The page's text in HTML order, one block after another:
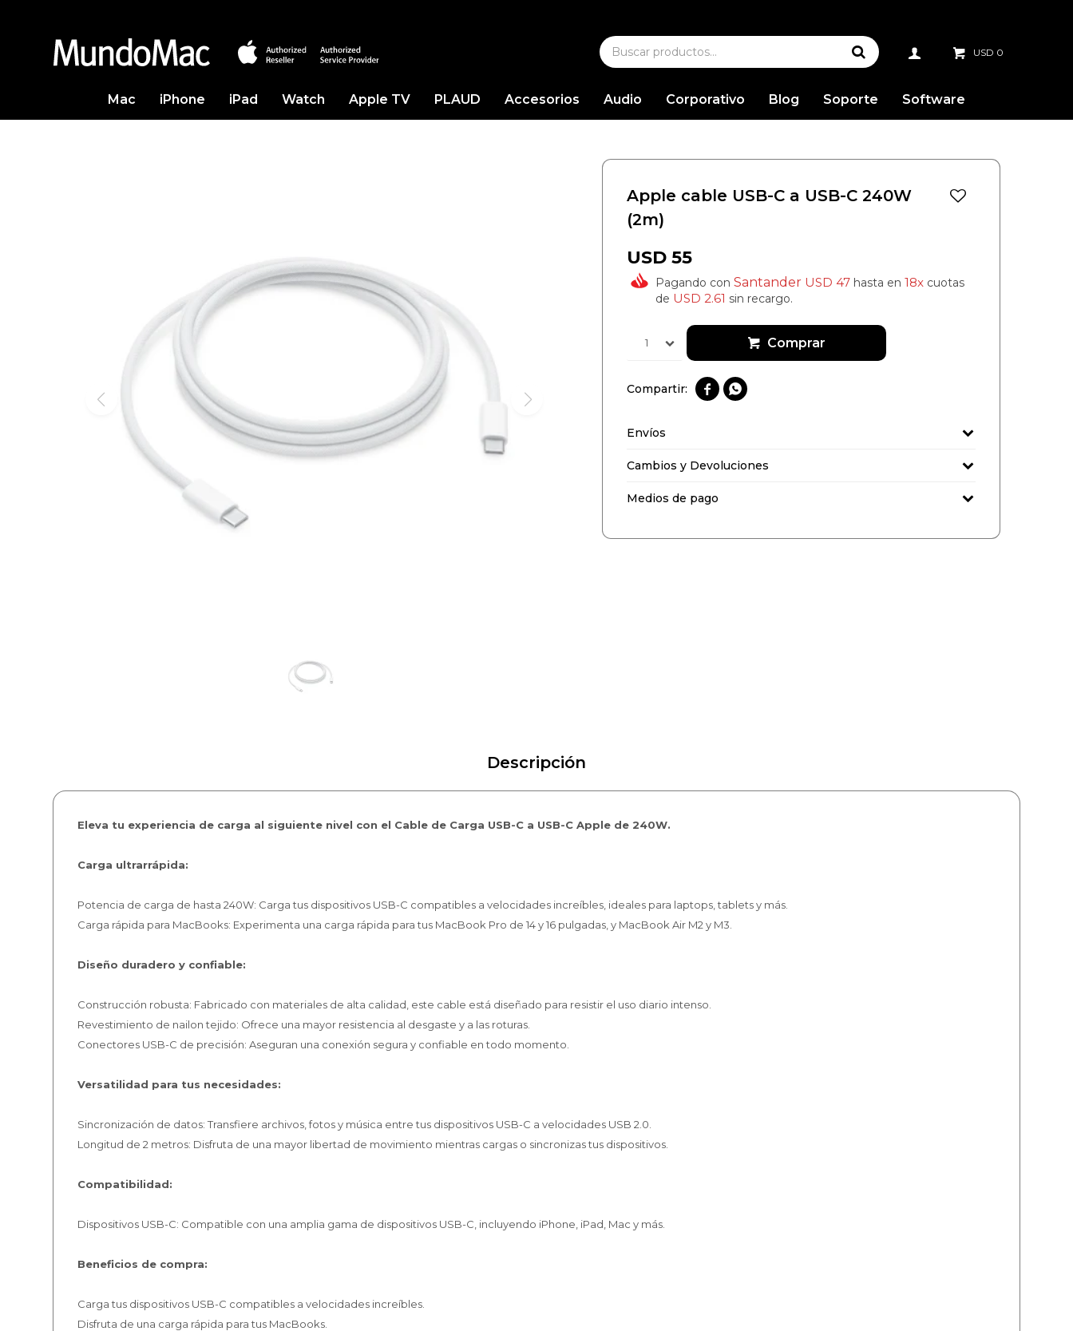
Mac iPhone iPad Watch Apple TV PLAUD Accesorios Audio Corporativo Blog Soporte Software
USD 0
Apple cable USB-C a USB-C 240W
(2m)
USD 55
Pagando conSantander USD 47 hasta en18x cuotas
de USD 2.61 sin recargo.
1 Comprar
 
Envíos
Cambios y Devoluciones
Medios de pago
Descripción
Eleva tu experiencia de carga al siguiente nivel con el Cable de Carga USB-C a USB-C Apple de 240W.
Carga ultrarrápida:
Potencia de carga de hasta 240W: Carga tus dispositivos USB-C compatibles a velocidades increíbles, ideales para laptops, tablets y más.
Carga rápida para MacBooks: Experimenta una carga rápida para tus MacBook Pro de 14 y 16 pulgadas, y MacBook Air M2 y M3.
Diseño duradero y confiable:
Construcción robusta: Fabricado con materiales de alta calidad, este cable está diseñado para resistir el uso diario intenso.
Revestimiento de nailon tejido: Ofrece una mayor resistencia al desgaste y a las roturas.
Conectores USB-C de precisión: Aseguran una conexión segura y confiable en todo momento.
Versatilidad para tus necesidades:
Sincronización de datos: Transfiere archivos, fotos y música entre tus dispositivos USB-C a velocidades USB 2.0.
Longitud de 2 metros: Disfruta de una mayor libertad de movimiento mientras cargas o sincronizas tus dispositivos.
Compatibilidad:
Dispositivos USB-C: Compatible con una amplia gama de dispositivos USB-C, incluyendo iPhone, iPad, Mac y más.
Beneficios de compra:
Carga tus dispositivos USB-C compatibles a velocidades increíbles.
Disfruta de una carga rápida para tus MacBooks.